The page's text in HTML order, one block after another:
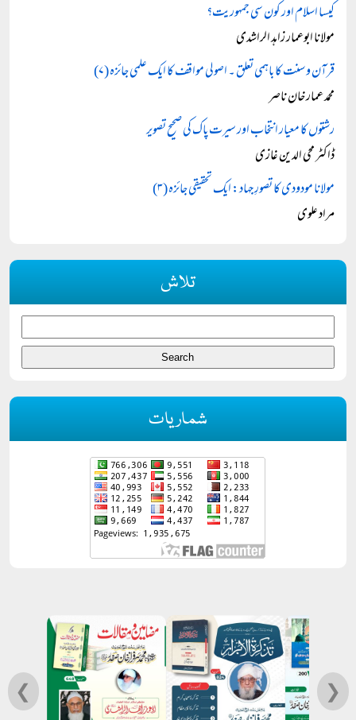
کیسا اسلام اور کون سی جمہوریت؟
مولانا ابوعمار زاہد الراشدی
قرآن و سنت کا باہمی تعلق ۔ اصولی مواقف کا ایک علمی جائزہ (۷)
محمد عمار خان ناصر
رشتوں كا معيار انتخاب اور سیرت پاک کی صحیح تصویر
ڈاکٹر محی الدین غازی
مولانا مودودی کا تصورِ جہاد: ایک تحقیقی جائزہ (۳)
مراد علوی
تلاش
شماریات
❮ ❯